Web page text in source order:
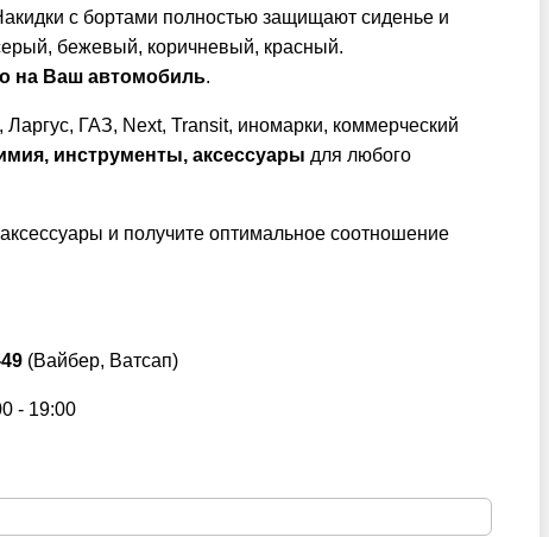
с бортами полностью защищают сиденье и
бежевый, коричневый, красный.
на Ваш автомобиль.
Ларгус, ГАЗ, Next, Transit, иномарки, коммерческий
инструменты, аксессуары для любого
и получите оптимальное соотношение
(Вайбер, Ватсап)
- 19:00